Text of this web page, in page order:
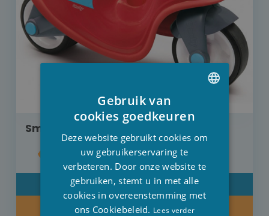
Smoby rode scooter OP=OP
€ 32,85
DETAIL
KOOP NU
ENGLISH
Gebruik van
cookies goedkeuren
Deze website gebruikt cookies om
uw gebruikerservaring te
verbeteren. Door onze website te
gebruiken, stemt u in met alle
cookies in overeenstemming met
ons Cookiebeleid. Lees verder